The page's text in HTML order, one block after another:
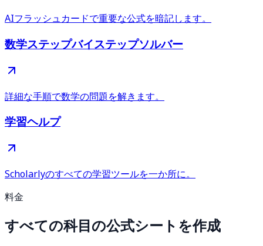
AIフラッシュカードで重要な公式を暗記します。
数学ステップバイステップソルバー
詳細な手順で数学の問題を解きます。
学習ヘルプ
Scholarlyのすべての学習ツールを一か所に。
料金
すべての科目の公式シートを作成